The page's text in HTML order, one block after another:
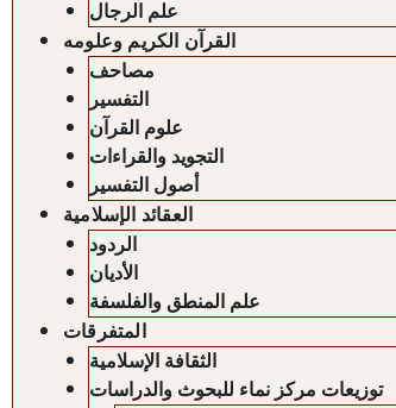
علم الرجال
القرآن الكريم وعلومه
مصاحف
التفسير
علوم القرآن
التجويد والقراءات
أصول التفسير
العقائد الإسلامية
الردود
الأديان
علم المنطق والفلسفة
المتفرقات
الثقافة الإسلامية
توزيعات مركز نماء للبحوث والدراسات